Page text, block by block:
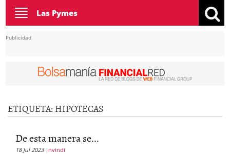
Toggle
navigation
Las Pymes
Publicidad
ETIQUETA: HIPOTECAS
De esta manera se...
18 Jul 2023 nvindi